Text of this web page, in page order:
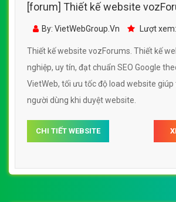
[forum] Thiết kế website
chuyên nghiệp chuẩn SEO
By: VietWebGroup.Vn Lượt
Thiết kế website vozForums. Thiết kế
nghiệp, uy tín, đạt chuẩn SEO Google
VietWeb, tối ưu tốc độ load website
người dùng khi duyệt website.
CHI TIẾT WEBSITE